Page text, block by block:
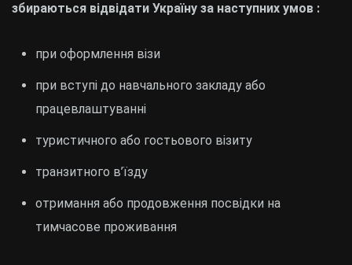
збираються відвідати Україну за наступних умов :
при оформлення візи
при вступі до навчального закладу або
працевлаштуванні
туристичного або гостьового візиту
транзитного в’їзду
отримання або продовження посвідки на
тимчасове проживання